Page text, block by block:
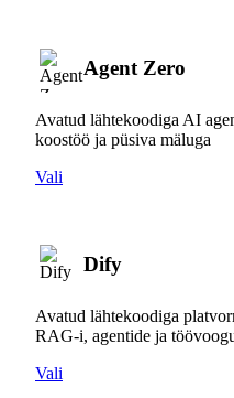
Agent Zero
Avatud lähtekoodiga AI
koostöö ja püsiva mäluga
Vali
Dify
Avatud lähtekoodiga
RAG-i, agentide ja
Vali